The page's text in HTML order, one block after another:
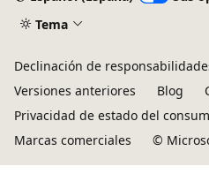
Tema
Declinación de
Versiones anteriores
Blog
Privacidad de estado del
Marcas comerciales
©